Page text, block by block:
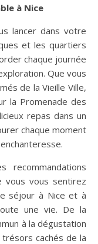
à Nice
lancer dans votre
et les quartiers
chaque journée
Que vous
de la Vieille Ville,
la Promenade des
repas dans un
chaque moment
vous vous sentirez
séjour à Nice et à
une vie. De la
à la dégustation
cachés de la